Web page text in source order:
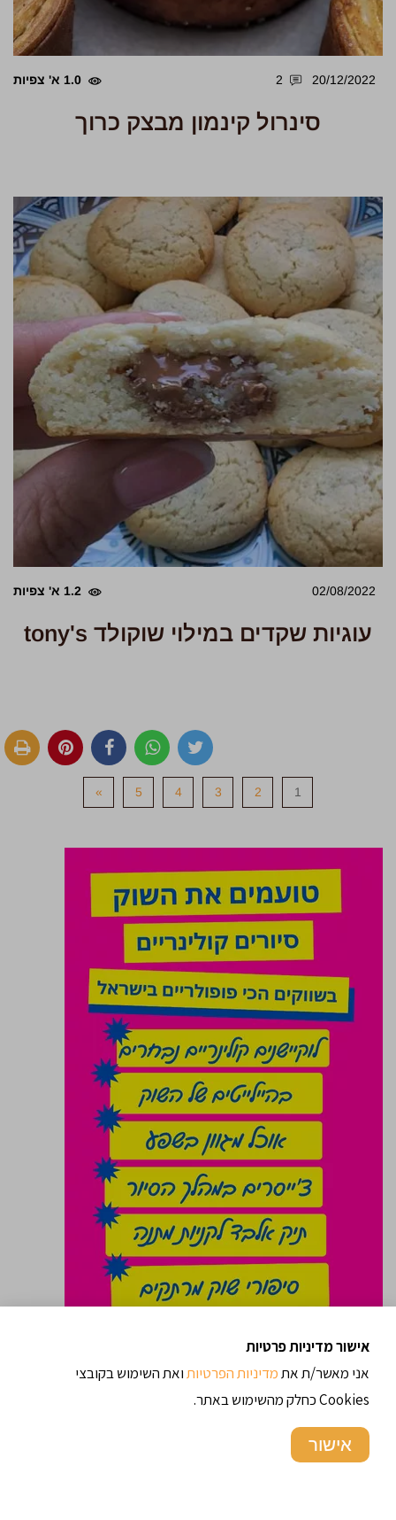
20/12/2022
2 1.0 א' צפיות
סינרול קינמון מבצק כרוך
02/08/2022 1.2 א' צפיות
עוגיות שקדים במילוי שוקולד tony's
1
2
3
4
5
»
אישור מדיניות פרטיות
אני מאשר/ת אתמדיניות הפרטיותואת השימוש בקובצי
Cookies כחלק מהשימוש באתר.
אישור